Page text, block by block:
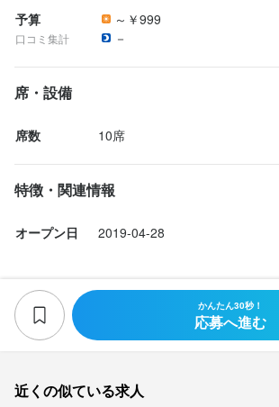
予算
口コミ集計
～￥999
－
席・設備
席数 10席
特徴・関連情報
オープン日 2019-04-28
かんたん30秒！
応募へ進む
近くの似ている求人
店名
勤務地
東京都中野区中野5-52-15 ブロードウェイセン
法人名・事業者名
最終更新日2026/02/16
メ・漫画に関わるような仕事をしたい」という
す。
少しでも興味をお持ちでしたら、ぜひお気軽に
ご応募を心よりお待ちしております。
ギャラリーカフェ オメガ
勤務地
東京都中野区中野5-52-15 ブロードウェイセン